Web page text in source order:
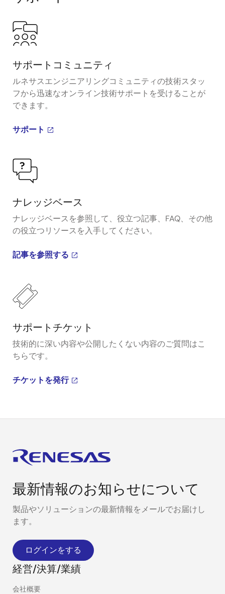
サポートコミュニティ
ルネサスエンジニアリングコミュニティの技術スタッ
フから迅速なオンライン技術サポートを受けることが
できます。
サポート
ナレッジベース
ナレッジベースを参照して、役立つ記事、FAQ、その他
の役立つリソースを入手してください。
記事を参照する
サポートチケット
技術的に深い内容や公開したくない内容のご質問はこ
ちらです。
チケットを発行
最新情報のお知らせについて
製品やソリューションの最新情報をメールでお届けし
ます。
ログインをする
経営/決算/業績
会社概要